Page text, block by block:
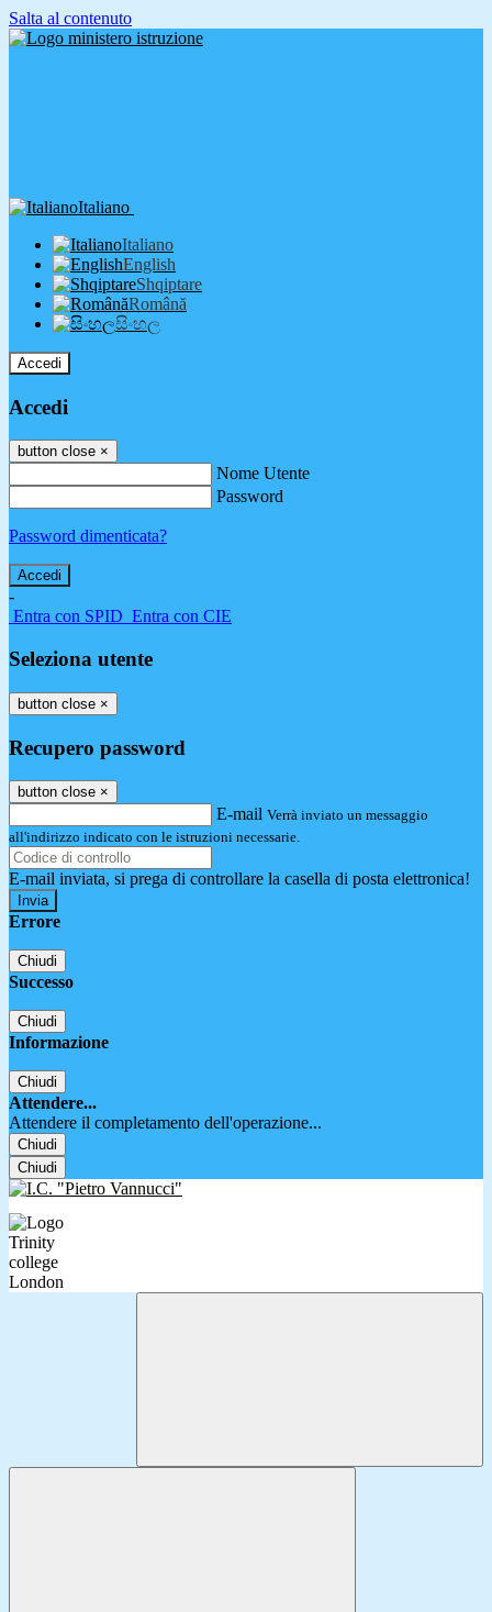
Salta al contenuto
Italiano
Italiano
English
Shqiptare
Română
සිංහල
Accedi
Accedi
button close ×
Nome Utente
Password
Password dimenticata?
-
Entra con SPID Entra con CIE
Seleziona utente
button close ×
Recupero password
button close ×
E-mail Verrà inviato un messaggio
all'indirizzo indicato con le istruzioni necessarie.
E-mail inviata, si prega di controllare la casella di posta elettronica!
Errore
Chiudi
Successo
Chiudi
Informazione
Chiudi
Attendere...
Attendere il completamento dell'operazione...
Chiudi
Chiudi